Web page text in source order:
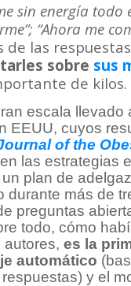
sin energía todo
“Ahora me
de las
sobre sus
de kilos.
escala
EEUU, cuyos
of the
las estrategias
plan de
durante más de
preguntas
todo, cómo
autores, es la
automático
y el